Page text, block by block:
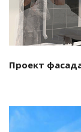
Проект фасада